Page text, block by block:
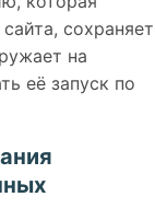
сохраняет
на
её запуск по